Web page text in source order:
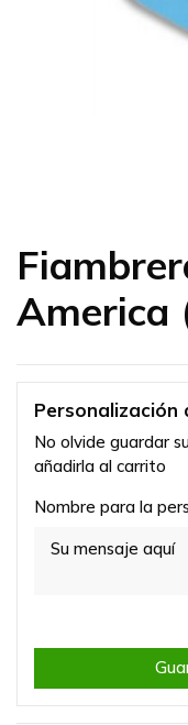
America
Personalización
No olvide guardar
añadirla al carrito
Nombre para la